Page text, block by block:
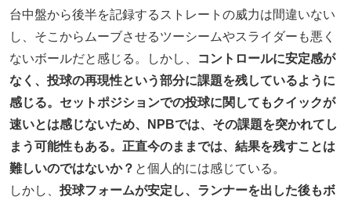
台中盤から後半を記録するストレートの威力は間違いない
し、そこからムーブさせるツーシームやスライダーも悪く
ないボールだと感じる。しかし、
コントロールに安定感が
なく、投球の再現性という部分に課題を残しているように
感じる。セットポジションでの投球に関してもクイックが
速いとは感じないため、NPBでは、その課題を突かれてし
まう可能性もある。正直今のままでは、結果を残すことは
難しいのではないか？ と個人的には感じている。
しかし、 投球フォームが安定し、ランナーを出した後もボ